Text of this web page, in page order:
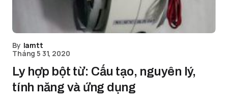
By lamtt
Tháng 5 31, 2020
Ly hợp bột từ: Cấu tạo, nguyên lý,
tính năng và ứng dụng